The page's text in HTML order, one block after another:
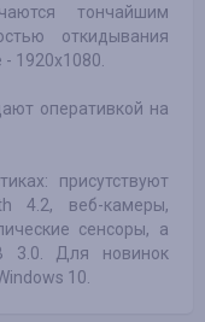
тончайшим
откидывания
1920х1080.
оперативкой на
присутствуют
4.2, веб-камеры,
сенсоры, а
3.0. Для новинок
10.